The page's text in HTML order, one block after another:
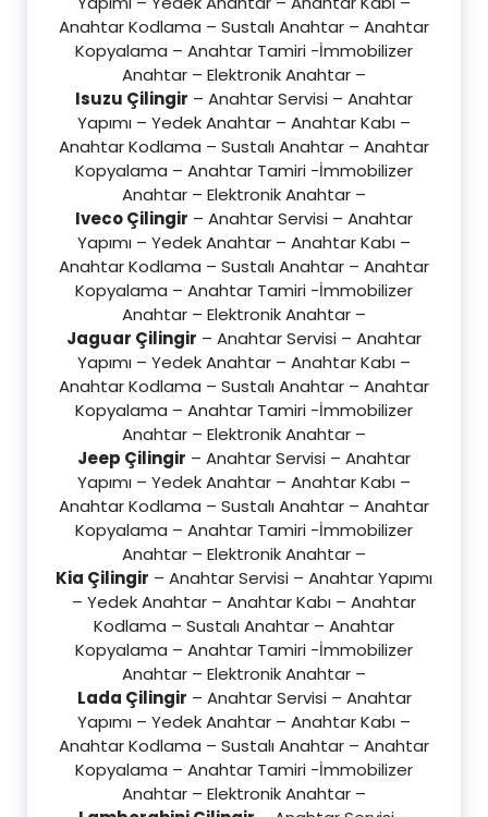
Anahtar Kodlama – Sustalı Anahtar – Anahtar
Kopyalama – Anahtar Tamiri -İmmobilizer
Anahtar – Elektronik Anahtar –
Isuzu Çilingir – Anahtar Servisi – Anahtar
Yapımı – Yedek Anahtar – Anahtar Kabı –
Anahtar Kodlama – Sustalı Anahtar – Anahtar
Kopyalama – Anahtar Tamiri -İmmobilizer
Anahtar – Elektronik Anahtar –
Iveco Çilingir – Anahtar Servisi – Anahtar
Yapımı – Yedek Anahtar – Anahtar Kabı –
Anahtar Kodlama – Sustalı Anahtar – Anahtar
Kopyalama – Anahtar Tamiri -İmmobilizer
Anahtar – Elektronik Anahtar –
Jaguar Çilingir – Anahtar Servisi – Anahtar
Yapımı – Yedek Anahtar – Anahtar Kabı –
Anahtar Kodlama – Sustalı Anahtar – Anahtar
Kopyalama – Anahtar Tamiri -İmmobilizer
Anahtar – Elektronik Anahtar –
Jeep Çilingir – Anahtar Servisi – Anahtar
Yapımı – Yedek Anahtar – Anahtar Kabı –
Anahtar Kodlama – Sustalı Anahtar – Anahtar
Kopyalama – Anahtar Tamiri -İmmobilizer
Anahtar – Elektronik Anahtar –
Kia Çilingir – Anahtar Servisi – Anahtar Yapımı
– Yedek Anahtar – Anahtar Kabı – Anahtar
Kodlama – Sustalı Anahtar – Anahtar
Kopyalama – Anahtar Tamiri -İmmobilizer
Anahtar – Elektronik Anahtar –
Lada Çilingir – Anahtar Servisi – Anahtar
Yapımı – Yedek Anahtar – Anahtar Kabı –
Anahtar Kodlama – Sustalı Anahtar – Anahtar
Kopyalama – Anahtar Tamiri -İmmobilizer
Anahtar – Elektronik Anahtar –